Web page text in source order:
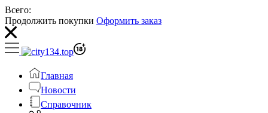
Всего:
Продолжить покупки Оформить заказ
Главная
Новости
Справочник